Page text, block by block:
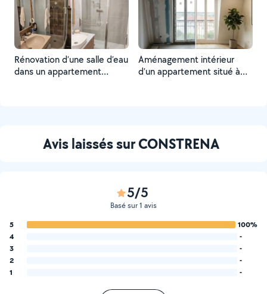
Rénovation d’une salle d’eau
dans un appartement
Aménagement intérieur
d’un appartement situé à
Avis laissés sur CONSTRENA
5/5
Basé sur 1 avis
5
100%
4
-
3
-
2
-
1
-